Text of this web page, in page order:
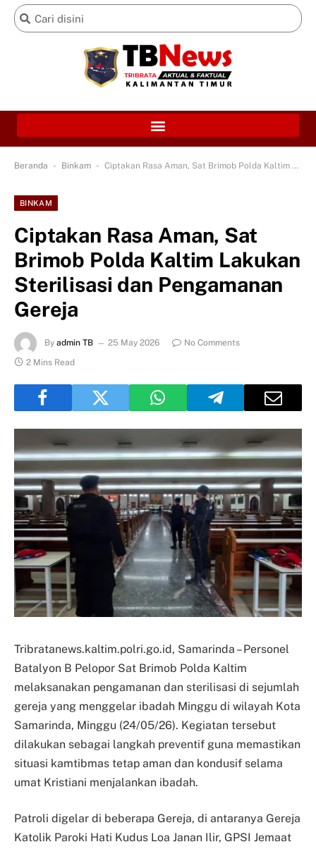
Beranda - Binkam - Ciptakan Rasa Aman, Sat Brimob Polda Kaltim Lakukan Sterilisasi dan Pengamanan Gereja
BINKAM
Ciptakan Rasa Aman, Sat
Brimob Polda Kaltim Lakukan
Sterilisasi dan Pengamanan
Gereja
By admin TB 25 May 2026
No Comments
2 Mins Read
Tribratanews.kaltim.polri.go.id, Samarinda – Personel
Batalyon B Pelopor Sat Brimob Polda Kaltim
melaksanakan pengamanan dan sterilisasi di sejumlah
gereja yang menggelar ibadah Minggu di wilayah Kota
Samarinda, Minggu (24/05/26). Kegiatan tersebut
dilakukan sebagai langkah preventif guna memastikan
situasi kamtibmas tetap aman dan kondusif selama
umat Kristiani menjalankan ibadah.
Patroli digelar di beberapa Gereja, di antaranya Gereja
Katolik Paroki Hati Kudus Loa Janan Ilir, GPSI Jemaat